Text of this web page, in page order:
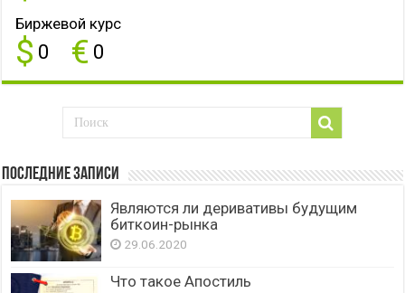
Биржевой курс
$ 0 € 0
Последние записи
Являются ли деривативы будущим
биткоин-рынка
29.06.2020
Что такое Апостиль